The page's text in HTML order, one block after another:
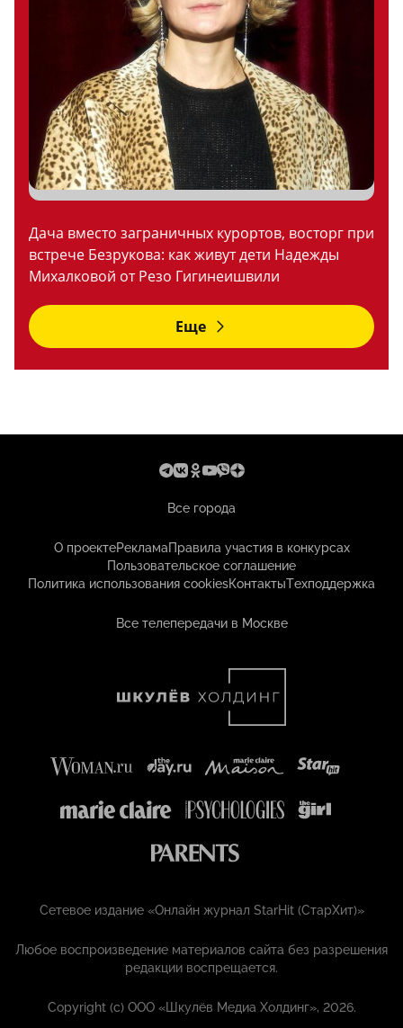
Дача вместо заграничных курортов, восторг при
встрече Безрукова: как живут дети Надежды
Михалковой от Резо Гигинеишвили
Еще
Все города
О проектеРекламаПравила участия в конкурсах
Пользовательское соглашение
Политика использования cookiesКонтактыТехподдержка
Все телепередачи в Москве
Сетевое издание «Онлайн журнал StarHit (СтарХит)»
Любое воспроизведение материалов сайта без разрешения
редакции воспрещается.
Copyright (с) ООО «Шкулёв Медиа Холдинг», 2026.